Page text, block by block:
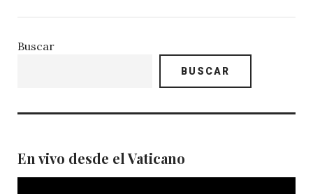
Buscar
BUSCAR
En vivo desde el Vaticano